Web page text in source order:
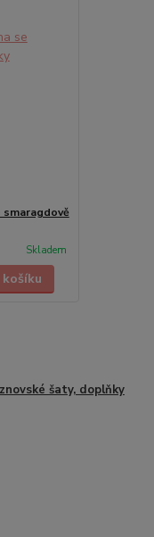
smaragdově
Skladem
šaty, doplňky